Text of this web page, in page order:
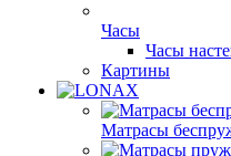
Часы
Часы
Картины
Матрасы